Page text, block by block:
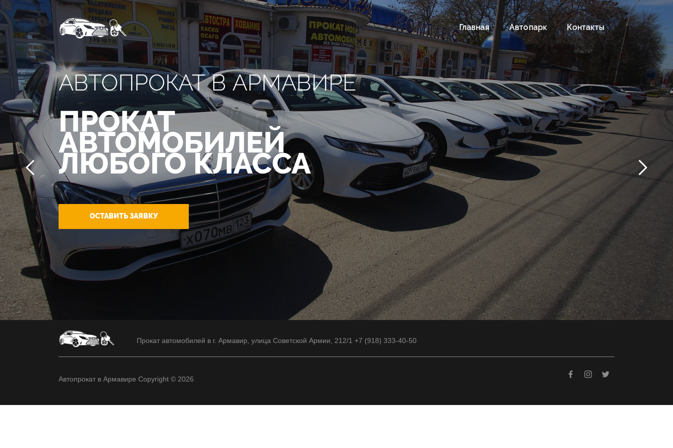
Главная Автопарк Контакты
АВТОПРОКАТ В АРМАВИРЕ
ПРОКАТ
АВТОМОБИЛЕЙ
ЛЮБОГО КЛАССА
ОСТАВИТЬ ЗАЯВКУ
Прокат автомобилей в г. Армавир, улица Советской Армии, 212/1 +7 (918) 333-40-50
Автопрокат в Армавире Copyright © 2026